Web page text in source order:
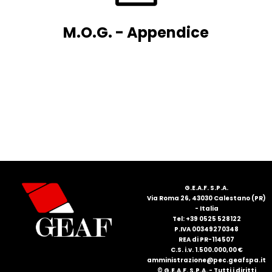
M.O.G. - Appendice
G.E.A.F. S.P.A.
Via Roma 26, 43030 Calestano (PR)
- Italia
Tel: +39 0525 528122
P.IVA 00349270348
REA di PR-114507
C.S. i.v. 1.500.000,00 €
amministrazione@pec.geafspa.it